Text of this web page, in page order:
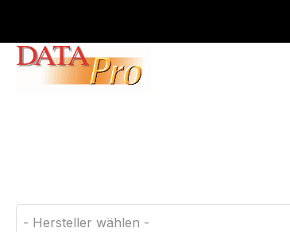
- Hersteller wählen -